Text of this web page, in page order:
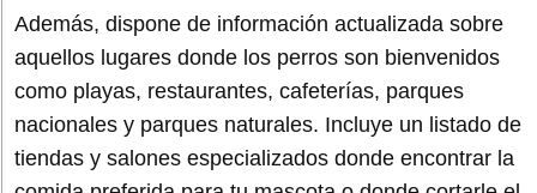
Además, dispone de información actualizada sobre
aquellos lugares donde los perros son bienvenidos
como playas, restaurantes, cafeterías, parques
nacionales y parques naturales. Incluye un listado de
tiendas y salones especializados donde encontrar la